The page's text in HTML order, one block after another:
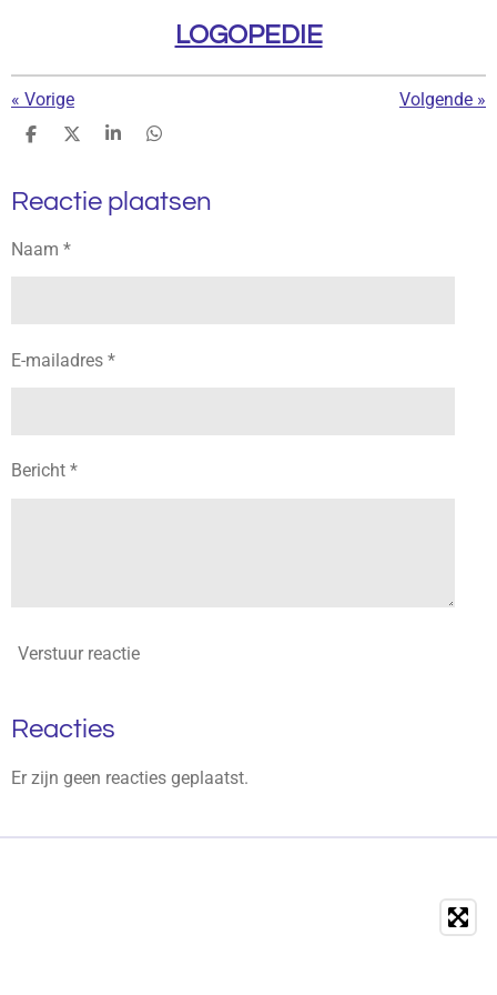
LOGOPEDIE
« Vorige Volgende »
D
e
n
D
l
S
r
e
D
e
n
Reactie plaatsen
Naam *
E-mailadres *
Bericht *
Verstuur reactie
Reacties
Er zijn geen reacties geplaatst.